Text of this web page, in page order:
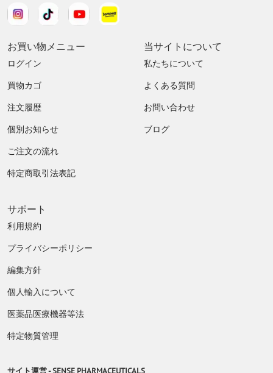
お買い物メニュー
ログイン
買物カゴ
注文履歴
個別お知らせ
ご注文の流れ
特定商取引法表記
当サイトについて
私たちについて
よくある質問
お問い合わせ
ブログ
サポート
利用規約
プライバシーポリシー
編集方針
個人輸入について
医薬品医療機器等法
特定物質管理
サイト運営 -SENSE PHARMACEUTICALS